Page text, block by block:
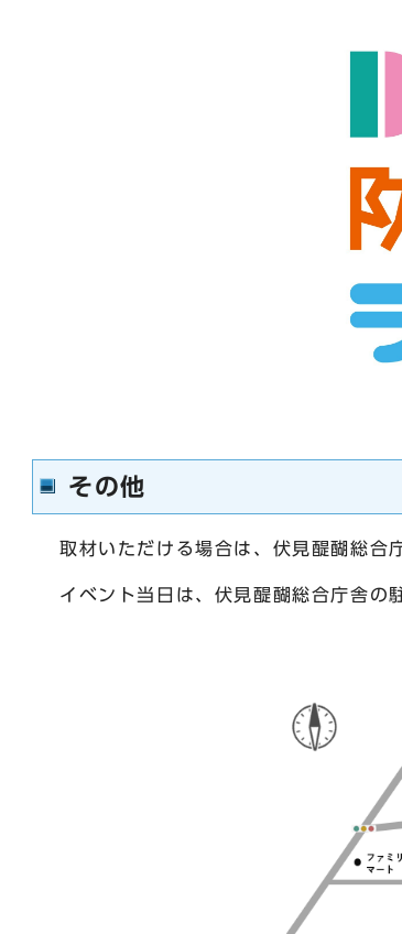
その他
取材いただける場合は、伏見醍醐総合
イベント当日は、伏見醍醐総合庁舎の